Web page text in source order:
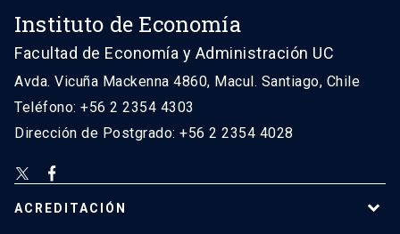
Instituto de Economía
Facultad de Economía y Administración UC
Avda. Vicuña Mackenna 4860, Macul. Santiago, Chile
Teléfono: +56 2 2354 4303
Dirección de Postgrado: +56 2 2354 4028
ACREDITACIÓN